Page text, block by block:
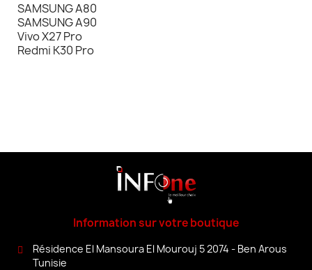
SAMSUNG A80
SAMSUNG A90
Vivo X27 Pro
Redmi K30 Pro
Information sur votre boutique
Résidence El Mansoura El Mourouj 5 2074 - Ben Arous
Tunisie